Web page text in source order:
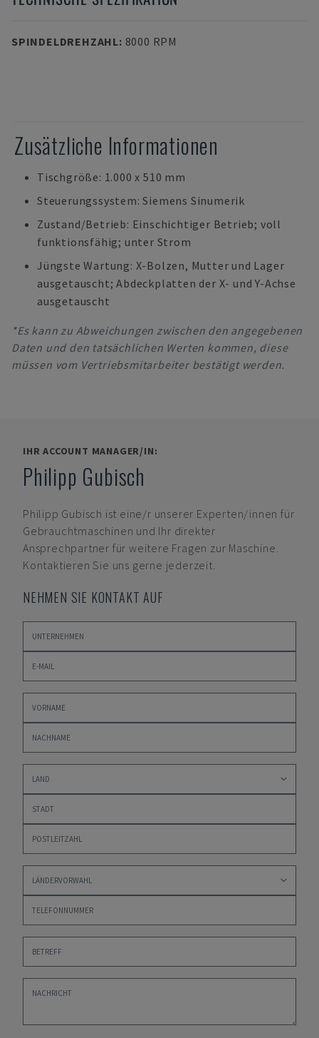
SPINDELDREHZAHL: 8000 RPM
Zusätzliche Informationen
Tischgröße: 1.000 x 510 mm
Steuerungssystem: Siemens Sinumerik
Zustand/Betrieb: Einschichtiger Betrieb; voll
funktionsfähig; unter Strom
Jüngste Wartung: X-Bolzen, Mutter und Lager
ausgetauscht; Abdeckplatten der X- und Y-Achse
ausgetauscht
*Es kann zu Abweichungen zwischen den angegebenen
Daten und den tatsächlichen Werten kommen, diese
müssen vom Vertriebsmitarbeiter bestätigt werden.
IHR ACCOUNT MANAGER/IN:
Philipp Gubisch
Philipp Gubisch ist eine/r unserer Experten/innen für
Gebrauchtmaschinen und Ihr direkter
Ansprechpartner für weitere Fragen zur Maschine.
Kontaktieren Sie uns gerne jederzeit.
NEHMEN SIE KONTAKT AUF